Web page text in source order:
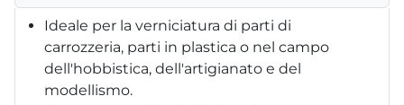
Ideale per la verniciatura di parti di
carrozzeria, parti in plastica o nel campo
dell'hobbistica, dell'artigianato e del
modellismo.